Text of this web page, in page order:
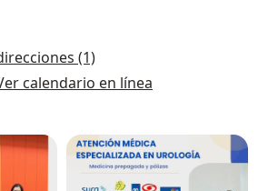
(1)
calendario en línea